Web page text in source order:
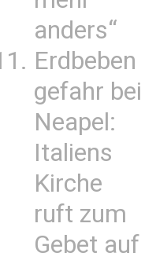
anders“
Erdbeben
gefahr bei
Neapel:
Italiens
Kirche
ruft zum
Gebet auf